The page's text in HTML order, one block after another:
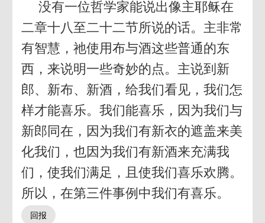
没有一位哲学家能说出像主耶稣在
二章十八至二十二节所说的话。主非常
有智慧，祂使用布与酒这些普通的东
西，来说明一些奇妙的点。主说到新
郎、新布、新酒，给我们看见，我们怎
样才能喜乐。我们能喜乐，因为我们与
新郎同在，因为我们有新衣的遮盖来美
化我们，也因为我们有新酒来充满我
们，使我们满足，且使我们喜乐欢腾。
所以，在第三件事例中我们有喜乐。